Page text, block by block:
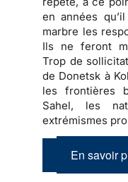
en années
marbre les
Ils ne feront
Trop de
de Donetsk à
les frontières
Sahel, les
extrémismes
En savoir